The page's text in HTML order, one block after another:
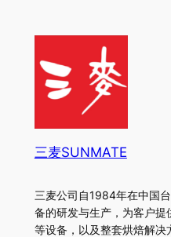
三麦SUNMATE
三麦公司自1984年在中国
备的研发与生产，为客户
等设备，以及整套烘焙解